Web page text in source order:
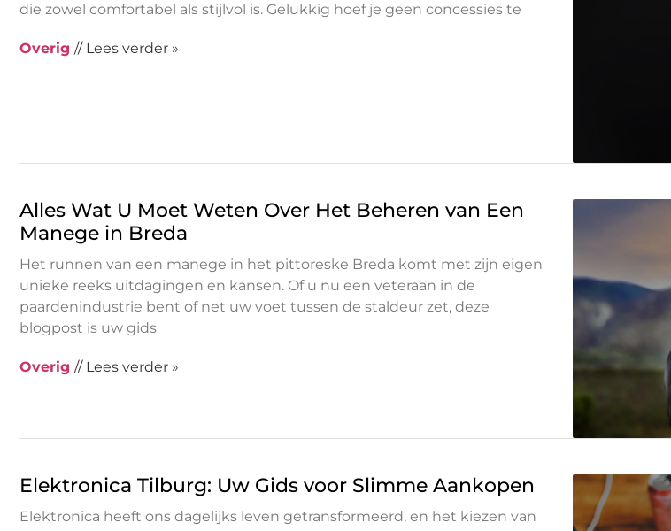
die zowel comfortabel als stijlvol is. Gelukkig hoef je geen concessies te
Overig // Lees verder »
Alles Wat U Moet Weten Over Het Beheren van Een
Manege in Breda
Het runnen van een manege in het pittoreske Breda komt met zijn eigen
unieke reeks uitdagingen en kansen. Of u nu een veteraan in de
paardenindustrie bent of net uw voet tussen de staldeur zet, deze
blogpost is uw gids
Overig // Lees verder »
Elektronica Tilburg: Uw Gids voor Slimme Aankopen
Elektronica heeft ons dagelijks leven getransformeerd, en het kiezen van